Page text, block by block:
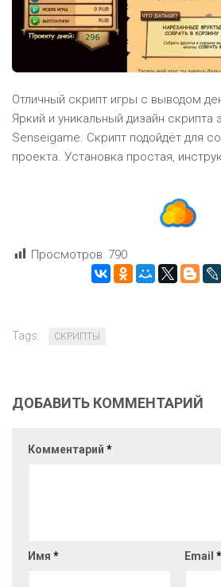
Отличный скрипт игры с выводом
Яркий и уникальный дизайн
Senseigame. Скрипт подойдёт для
проекта. Установка простая,
Просмотров: 790
Tags: СКРИПТЫ
ДОБАВИТЬ КОММЕНТАРИЙ
Комментарий *
Имя * Email *